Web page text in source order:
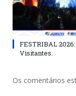
FESTRIBAL
Visitantes.
Os comentários